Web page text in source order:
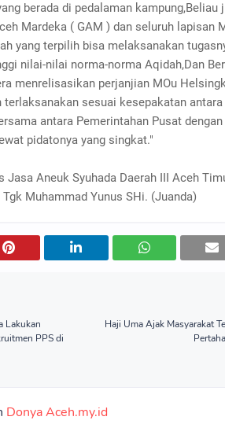
berada di pedalaman kampung,Beliau
Mardeka ( GAM ) dan seluruh lapisan
yang terpilih bisa melaksanakan
nilai-nilai norma-norma Aqidah,Dan
menrelisasikan perjanjian MOu
sesuai kesepakatan antara
antara Pemerintahan Pusat
pidatonya yang singkat."
Jasa Aneuk Syuhada Daerah III Aceh
Muhammad Yunus SHi. (Juanda)
Haji Uma Ajak Masyarakat
Lakukan
PPS di
Donya Aceh.my.id